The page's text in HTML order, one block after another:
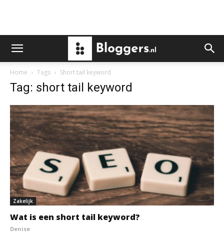
Home Tags Short tail keyword
Tag: short tail keyword
Zakelijk
Wat is een short tail keyword?
Denise